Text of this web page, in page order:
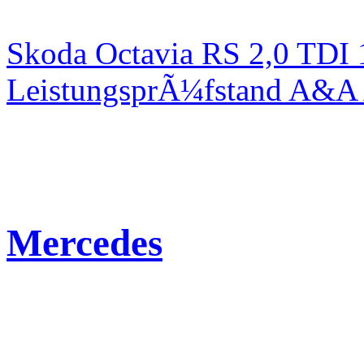
Skoda Octavia RS 2,0
LeistungsprÃ¼fstand
Mercedes